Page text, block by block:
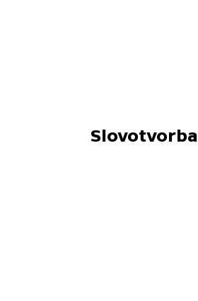
Slovotvorba